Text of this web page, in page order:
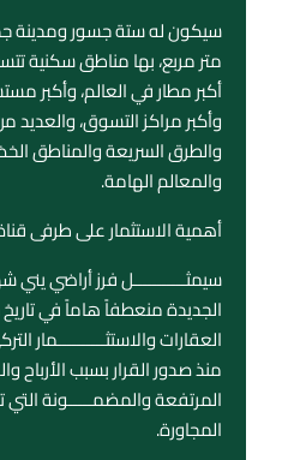
أكبر مطار في العالم، وأكبر
وأكبر مراكز التسوق،
والطرق السريعة والمناطق
والمعالم الهامة.
أهمية الاستثمار على طرفى
سيمثـــــــــــل فرز أراضي
الجديدة منعطفاً هاماً في تاريخ
العقارات والاستثــــــــــمار
منذ صدور القرار بسبب الأرباح
المرتفعة والمضمـــــونة
المجاورة.